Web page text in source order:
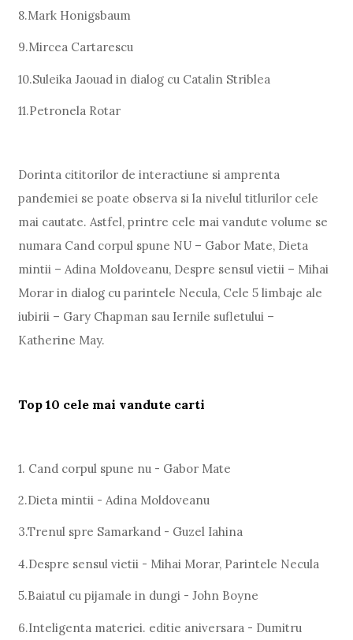
8.Mark Honigsbaum
9.Mircea Cartarescu
10.Suleika Jaouad in dialog cu Catalin Striblea
11.Petronela Rotar
Dorinta cititorilor de interactiune si amprenta
pandemiei se poate observa si la nivelul titlurilor cele
mai cautate. Astfel, printre cele mai vandute volume se
numara Cand corpul spune NU – Gabor Mate, Dieta
mintii – Adina Moldoveanu, Despre sensul vietii – Mihai
Morar in dialog cu parintele Necula, Cele 5 limbaje ale
iubirii – Gary Chapman sau Iernile sufletului –
Katherine May.
Top 10 cele mai vandute carti
1. Cand corpul spune nu - Gabor Mate
2.Dieta mintii - Adina Moldoveanu
3.Trenul spre Samarkand - Guzel Iahina
4.Despre sensul vietii - Mihai Morar, Parintele Necula
5.Baiatul cu pijamale in dungi - John Boyne
6.Inteligenta materiei. editie aniversara - Dumitru